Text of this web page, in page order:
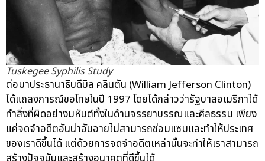
Tuskegee Syphilis Study
ต่อมาประธานาธิบดีบิล คลินตัน (William Jefferson Clinton)
ได้แถลงการณ์ขอโทษในปี 1997 โดยได้กล่าวว่ารัฐบาลอเมริกาได้
ทำสิ่งที่ผิดอย่างมหันต์ทั้งในด้านจรรยาบรรณและศีลธรรม เพียง
แค่จดจำอดีตอันน่าอับอายไม่สามารถซ่อมแซมและทำให้ประเทศ
ของเราดีขึ้นได้ แต่ด้วยการจดจำอดีตเหล่านั้นจะทำให้เราสามารถ